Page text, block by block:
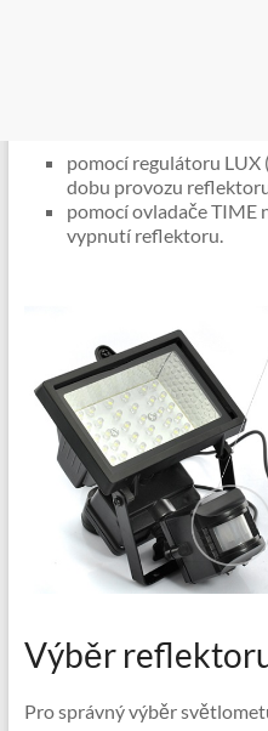
pomocí regulátoru LUX
dobu provozu
pomocí ovladače TIME
vypnutí reflektoru.
Výběr
Pro správný výběr